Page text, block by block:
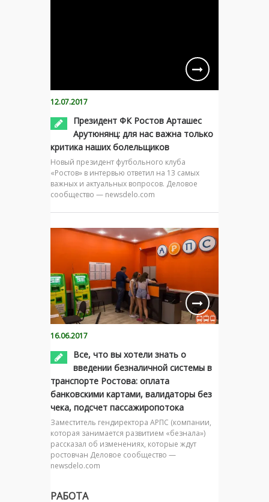
12.07.2017
Президент ФК Ростов Арташес
Арутюнянц: для нас важна только
критика наших болельщиков
Новый президент футбольного клуба
«Ростов» в интервью ответил на 13 самых
важных и актуальных вопросов. Деловое
сообщество — newsdelo.com
16.06.2017
Все, что вы хотели знать о
введении безналичной системы в
транспорте Ростова: оплата
банковскими картами, валидаторы без
чека, подсчет пассажиропотока
Заместитель гендиректора АРПС (компании,
которая занимается развитием «безнала»)
рассказал об изменениях, которые ждут
ростовчан Деловое сообщество —
newsdelo.com
РАБОТА